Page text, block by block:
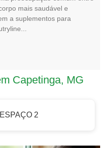
mais saudável e
a suplementos para
Capetinga, MG
2